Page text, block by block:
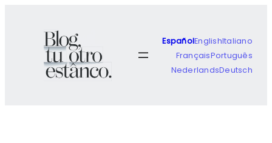
contenido
EspañolEnglishItaliano
FrançaisPortuguês
NederlandsDeutsch